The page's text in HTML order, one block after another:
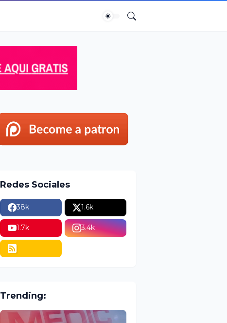
Redes Sociales
38k 1.6k
1.7k 3.4k
Trending: